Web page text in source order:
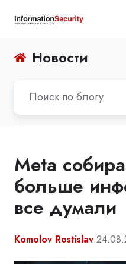
Новости
Meta
больше
все думали
Komolov Rostislav